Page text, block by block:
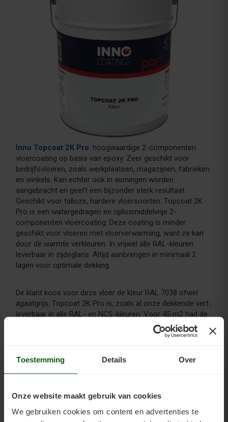
Toestemming Details Over
Onze website maakt gebruik van cookies
We gebruiken cookies om content en advertenties te
Inno Topcoat 2K Pro: hoogwaardige 2-componenten
vloercoating op basis van epoxy. Zeer geschikt voor
bedrijfsvloeren, zoals werkplaatsen, magazijnen, fabrieken
en winkels. Kan echter ook in woningen worden
aangebracht en geeft een bijzonder sterk resultaat.
Geschikt voor talloze, hardere vloersoorten. Topcoat 2K
Pro is een watergedragen en oplosmiddelvrije 2-
componenten vloercoating. Deze coating is minder
geschikt voor vloeren met vloerverwarming, want ze kan
door de warmte verkleuren. In vrijwel alle RAL-kleuren
leverbaar in zijdeglans. Altijd aanbrengen in minimaal 2
lagen voor optimale dekking.
De klant koos voor deze vloer de kleur RAL 7038 ofwel
agaatgrijs. Topcoat 2K Pro is, zoals al onze dekkende verf,
leverbaar in alle RAL- en NCS-kleuren. Voor 45 m2 had de
klant in totaal 10 kg primer en 10 kg topcoat nodig.